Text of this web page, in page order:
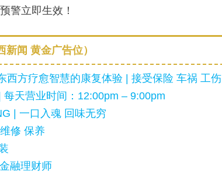
警立即生效！
闻 黄金广告位）
西方疗愈智慧的康复体验 | 接受保险 车祸 工伤
每天营业时间：12:00pm – 9:00pm
| 一口入魂 回味无穷
修 保养
融理财师